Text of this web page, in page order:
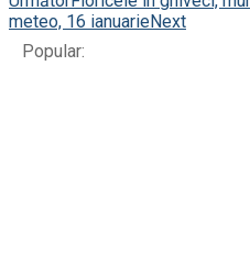
meteo, 16 ianuarieNext
Popular: